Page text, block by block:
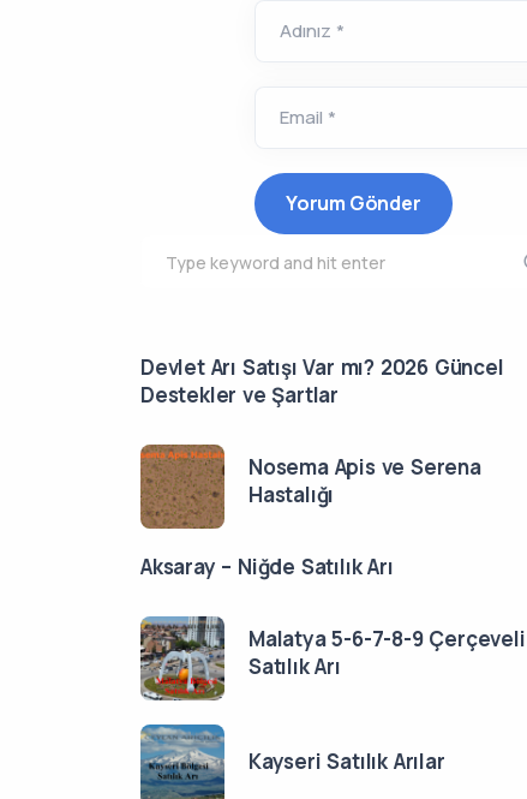
Adınız *
Email *
Devlet Arı Satışı Var mı? 2026 Güncel
Destekler ve Şartlar
Nosema Apis ve Serena
Hastalığı
Aksaray – Niğde Satılık Arı
Malatya 5-6-7-8-9 Çerçeveli
Satılık Arı
Kayseri Satılık Arılar